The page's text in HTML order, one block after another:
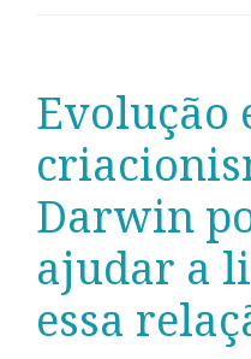
Evolução
Darwin
ajudar a
essa